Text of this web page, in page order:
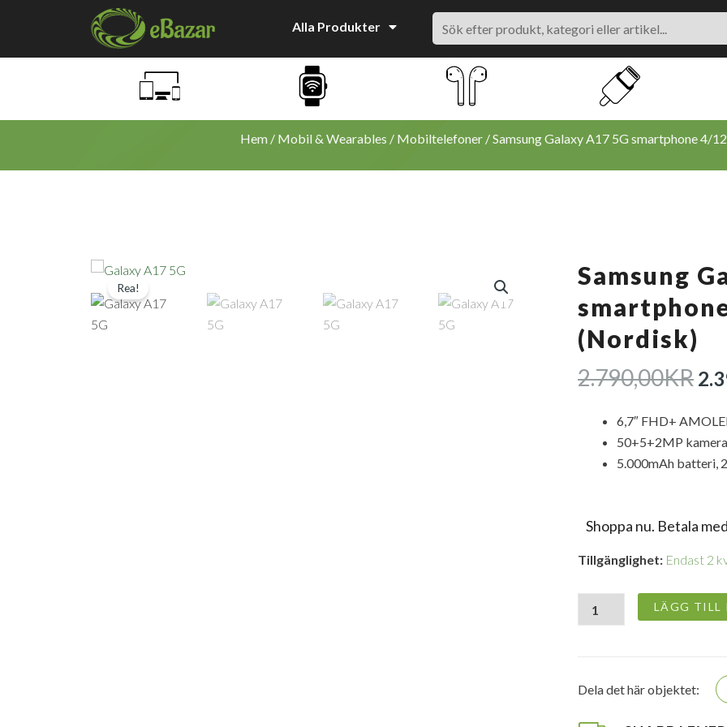
Alla Produkter
Search
Hem / Mobil & Wearables / Mobiltelefoner / Samsung Galaxy A17 5G smartphone 4/
Rea!
Samsung
(Nordisk)
2.790,00KR
6,7″ FHD+
50+5+2MP
5.000mAh batteri,
Shoppa nu. Betala
Tillgänglighet: Endast 2
Samsung
Galaxy
5G
smartphone
(Nordisk)
LÄGG TILL
Dela det här objektet: